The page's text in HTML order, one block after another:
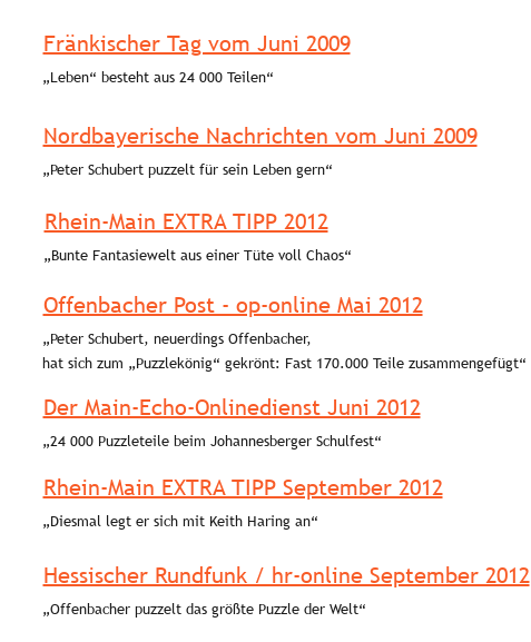
Fränkischer Tag vom Juni 2009
„Leben“ besteht aus 24 000 Teilen“
Nordbayerische Nachrichten vom Juni 2009
„Peter Schubert puzzelt für sein Leben gern“
Rhein-Main EXTRA TIPP 2012
„Bunte Fantasiewelt aus einer Tüte voll Chaos“
Offenbacher Post - op-online Mai 2012
„Peter Schubert, neuerdings Offenbacher,
hat sich zum „Puzzlekönig“ gekrönt: Fast 170.000 Teile zusammengefügt“
Der Main-Echo-Onlinedienst Juni 2012
„24 000 Puzzleteile beim Johannesberger Schulfest“
Rhein-Main EXTRA TIPP September 2012
„Diesmal legt er sich mit Keith Haring an“
Hessischer Rundfunk / hr-online September 2012
„Offenbacher puzzelt das größte Puzzle der Welt“